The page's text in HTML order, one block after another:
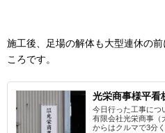
施工後、足場の解体も大型連休の
ころです。
光栄商事様平看
今日行った工事につ
有限会社光栄商事（
からはクルマで3分く